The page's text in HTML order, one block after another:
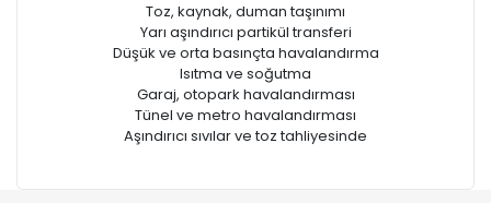
Toz, kaynak, duman taşınımı
Yarı aşındırıcı partikül transferi
Düşük ve orta basınçta havalandırma
Isıtma ve soğutma
Garaj, otopark havalandırması
Tünel ve metro havalandırması
Aşındırıcı sıvılar ve toz tahliyesinde